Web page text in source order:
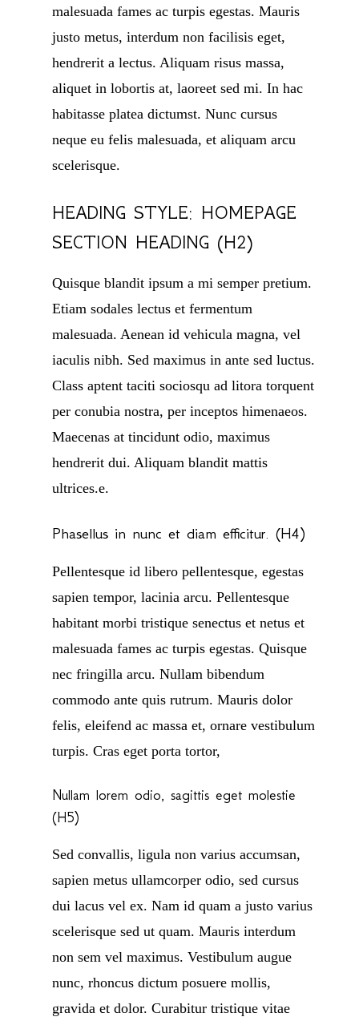
malesuada fames ac turpis egestas. Mauris
justo metus, interdum non facilisis eget,
hendrerit a lectus. Aliquam risus massa,
aliquet in lobortis at, laoreet sed mi. In hac
habitasse platea dictumst. Nunc cursus
neque eu felis malesuada, et aliquam arcu
scelerisque.
HEADING STYLE: HOMEPAGE
SECTION HEADING (H2)
Quisque blandit ipsum a mi semper pretium.
Etiam sodales lectus et fermentum
malesuada. Aenean id vehicula magna, vel
iaculis nibh. Sed maximus in ante sed luctus.
Class aptent taciti sociosqu ad litora torquent
per conubia nostra, per inceptos himenaeos.
Maecenas at tincidunt odio, maximus
hendrerit dui. Aliquam blandit mattis
ultrices.e.
Phasellus in nunc et diam efficitur. (H4)
Pellentesque id libero pellentesque, egestas
sapien tempor, lacinia arcu. Pellentesque
habitant morbi tristique senectus et netus et
malesuada fames ac turpis egestas. Quisque
nec fringilla arcu. Nullam bibendum
commodo ante quis rutrum. Mauris dolor
felis, eleifend ac massa et, ornare vestibulum
turpis. Cras eget porta tortor,
Nullam lorem odio, sagittis eget molestie
(H5)
Sed convallis, ligula non varius accumsan,
sapien metus ullamcorper odio, sed cursus
dui lacus vel ex. Nam id quam a justo varius
scelerisque sed ut quam. Mauris interdum
non sem vel maximus. Vestibulum augue
nunc, rhoncus dictum posuere mollis,
gravida et dolor. Curabitur tristique vitae